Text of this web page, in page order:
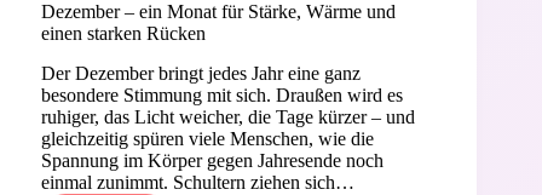
Dezember – ein Monat für Stärke, Wärme und
einen starken Rücken
Der Dezember bringt jedes Jahr eine ganz
besondere Stimmung mit sich. Draußen wird es
ruhiger, das Licht weicher, die Tage kürzer – und
gleichzeitig spüren viele Menschen, wie die
Spannung im Körper gegen Jahresende noch
einmal zunimmt. Schultern ziehen sich…